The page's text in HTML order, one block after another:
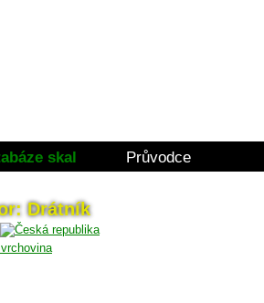
skal Průvodce
Drátník